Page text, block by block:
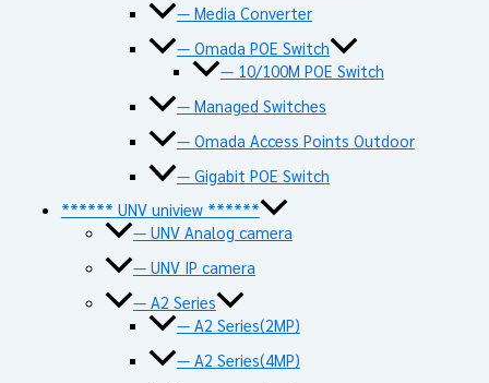
— Media Converter
— Omada POE Switch
— 10/100M POE Switch
— Managed Switches
— Omada Access Points Outdoor
— Gigabit POE Switch
****** UNV uniview ******
— UNV Analog camera
— UNV IP camera
— A2 Series
— A2 Series(2MP)
— A2 Series(4MP)